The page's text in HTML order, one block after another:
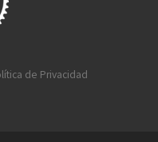
de Privacidad